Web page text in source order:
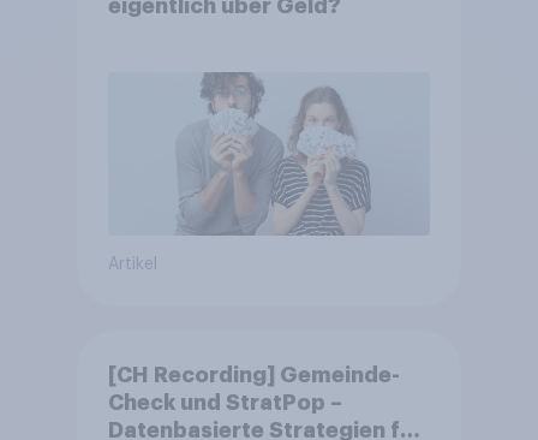
eigentlich über Geld?
Artikel
[CH Recording] Gemeinde-
Check und StratPop –
Datenbasierte Strategien für